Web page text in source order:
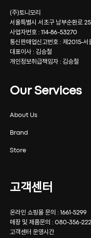
(주)토니모리
서울특별시 서초구 남부순환로
사업자번호 : 114-86-53270
통신판매업신고번호 : 제2015-서
대표이사 : 김승철
개인정보취급책임자 : 김승철
Our Services
About Us
Brand
Store
고객센터
온라인 쇼핑몰 문의 : 1661-5299
매장 및 제품문의 : 080-356-
고객센터 운영시간